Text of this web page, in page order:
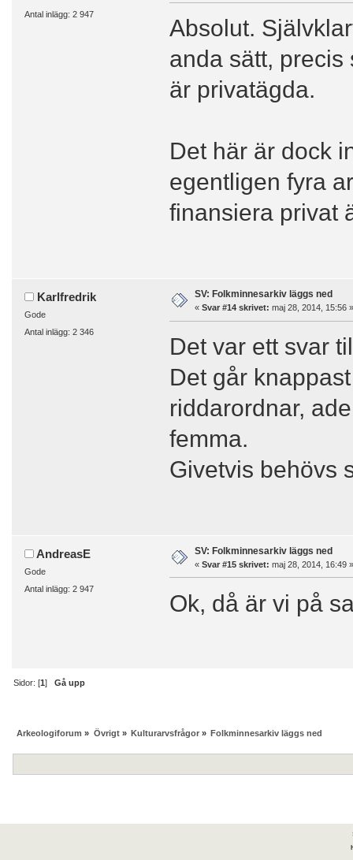
Antal inlägg: 2 947
Absolut.
anda sätt, precis
är privatägda.
Det här är dock
egentligen fyra
finansiera privat
Karlfredrik
Gode
Antal inlägg: 2 346
SV: Folkminnesarkiv läggs ned
« Svar #14 skrivet: maj 28, 2014, 15:56 »
Det var ett svar
Det går
riddarordnar,
femma.
Givetvis behövs
AndreasE
Gode
Antal inlägg: 2 947
SV: Folkminnesarkiv läggs ned
« Svar #15 skrivet: maj 28, 2014, 16:49 »
Ok, då är vi på
Sidor: [1]Gå upp
Arkeologiforum » Övrigt» Kulturarvsfrågor» Folkminnesarkiv läggs ned